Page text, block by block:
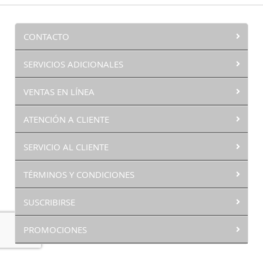
CONTACTO
SERVICIOS ADICIONALES
VENTAS EN LÍNEA
ATENCIÓN A CLIENTE
SERVICIO AL CLIENTE
TÉRMINOS Y CONDICIONES
SUSCRIBIRSE
PROMOCIONES